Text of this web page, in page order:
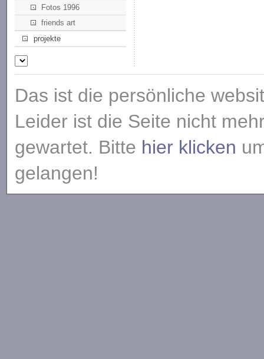
Fotos 1996
friends art
projekte
Das ist die persönliche
Leider ist die Seite nicht
gewartet. Bitte hier klicken
gelangen!